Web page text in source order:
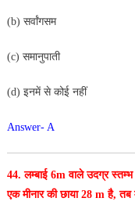
(b) सर्वांगसम
(c) समानुपाती
(d) इनमें से कोई नहीं
Answer- A
44. लम्बाई 6m वाले उदग्र
एक मीनार की छाया 28 m है, तब